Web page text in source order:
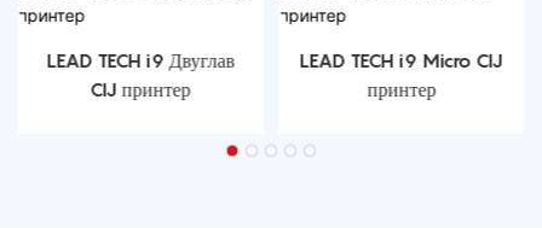
LEAD TECH i9 Двуглав
CIJ принтер
LEAD TECH i9 Micro CIJ
принтер